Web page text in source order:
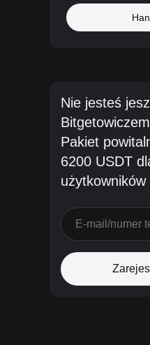
Nie jesteś
Pakiet
6200 USDT
użytkowników